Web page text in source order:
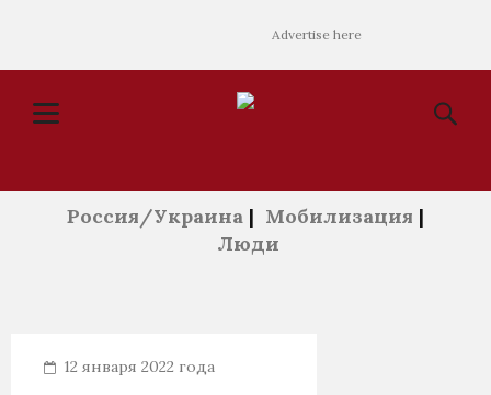
Advertise here
Россия/Украина | Мобилизация |
Люди
12 января 2022 года